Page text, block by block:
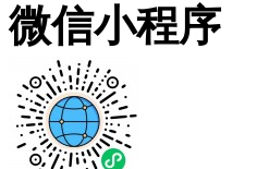
微信小程序